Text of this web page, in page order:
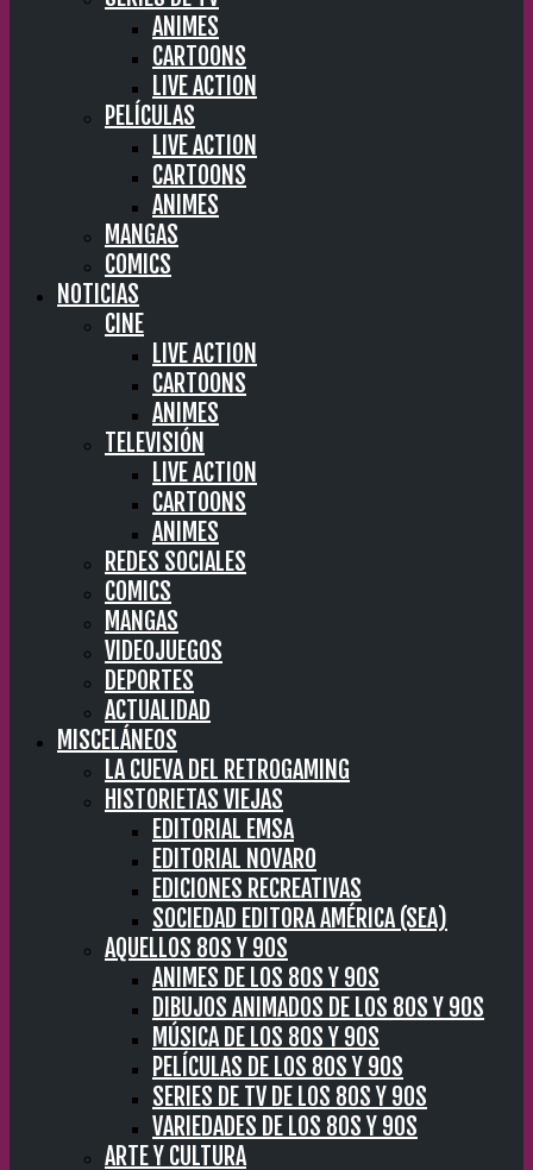
ANIMES
CARTOONS
LIVE ACTION
PELÍCULAS
LIVE ACTION
CARTOONS
ANIMES
MANGAS
COMICS
NOTICIAS
CINE
LIVE ACTION
CARTOONS
ANIMES
TELEVISIÓN
LIVE ACTION
CARTOONS
ANIMES
REDES SOCIALES
COMICS
MANGAS
VIDEOJUEGOS
DEPORTES
ACTUALIDAD
MISCELÁNEOS
LA CUEVA DEL RETROGAMING
HISTORIETAS VIEJAS
EDITORIAL EMSA
EDITORIAL NOVARO
EDICIONES RECREATIVAS
SOCIEDAD EDITORA AMÉRICA (SEA)
AQUELLOS 80S Y 90S
ANIMES DE LOS 80S Y 90S
DIBUJOS ANIMADOS DE LOS 80S Y 90S
MÚSICA DE LOS 80S Y 90S
PELÍCULAS DE LOS 80S Y 90S
SERIES DE TV DE LOS 80S Y 90S
VARIEDADES DE LOS 80S Y 90S
ARTE Y CULTURA